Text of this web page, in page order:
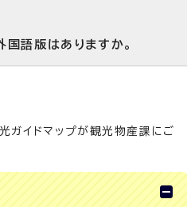
国語版はありますか。
ガイドマップが観光物産課にご